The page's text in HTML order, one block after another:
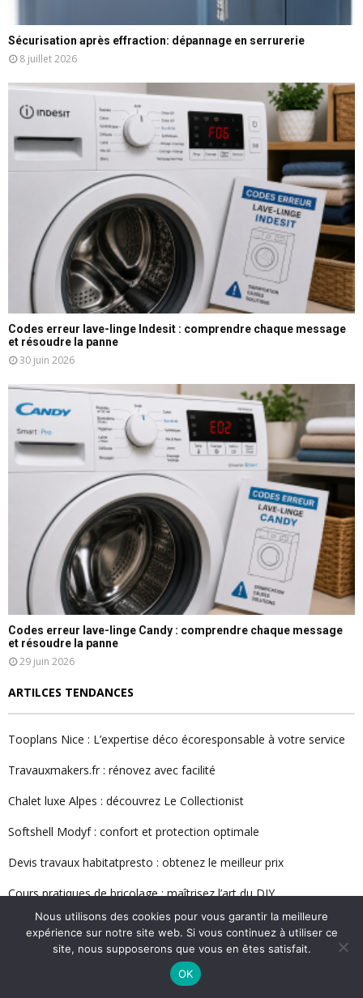
Sécurisation après effraction: dépannage en serrurerie
8 juillet 2026
Codes erreur lave-linge Indesit : comprendre chaque message
et résoudre la panne
30 juin 2026
Codes erreur lave-linge Candy : comprendre chaque message
et résoudre la panne
29 juin 2026
ARTILCES TENDANCES
Tooplans Nice : L’expertise déco écoresponsable à votre service
Travauxmakers.fr : rénovez avec facilité
Chalet luxe Alpes : découvrez Le Collectionist
Softshell Modyf : confort et protection optimale
Devis travaux habitatpresto : obtenez le meilleur prix
Cours pratiques de bricolage : maîtrisez l’art du DIY
Jardipedia : découvrez le guide ultime du jardinage
LIENS UTILES
Nous utilisons des cookies pour vous garantir la meilleure
expérience sur notre site web. Si vous continuez à utiliser ce
site, nous supposerons que vous en êtes satisfait.
OK